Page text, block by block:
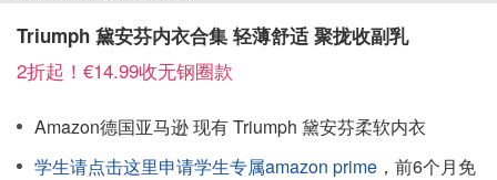
Triumph 黛安芬内衣合集 轻薄舒适 聚拢收副乳
2折起！€14.99收无钢圈款
Amazon德国亚马逊 现有 Triumph 黛安芬柔软内衣
学生请点击这里申请学生专属amazon prime ，前6个月免